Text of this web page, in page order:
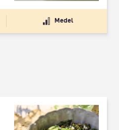
Medel